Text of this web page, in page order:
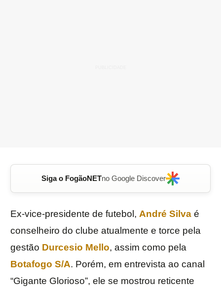
Siga o FogãoNETno Google Discover
Ex-vice-presidente de futebol, André Silva é
conselheiro do clube atualmente e torce pela
gestão Durcesio Mello, assim como pela
Botafogo S/A. Porém, em entrevista ao canal
“Gigante Glorioso”, ele se mostrou reticente